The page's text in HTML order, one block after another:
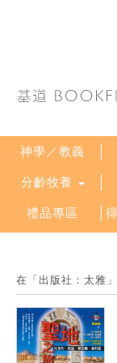
神學／教義
分齡牧養
禮品專區
在「出版社：太雅